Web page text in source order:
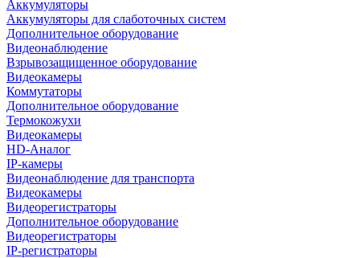
Аккумуляторы
Аккумуляторы для слаботочных систем
Дополнительное оборудование
Видеонаблюдение
Взрывозащищенное оборудование
Видеокамеры
Коммутаторы
Дополнительное оборудование
Термокожухи
Видеокамеры
HD-Аналог
IP-камеры
Видеонаблюдение для транспорта
Видеокамеры
Видеорегистраторы
Дополнительное оборудование
Видеорегистраторы
IP-регистраторы